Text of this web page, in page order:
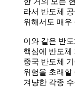
라서 반도체
위해서도 매우
이와 같은 반
핵심에 반도체
중국 반도체
위험을 초래할
겨냥한 각종